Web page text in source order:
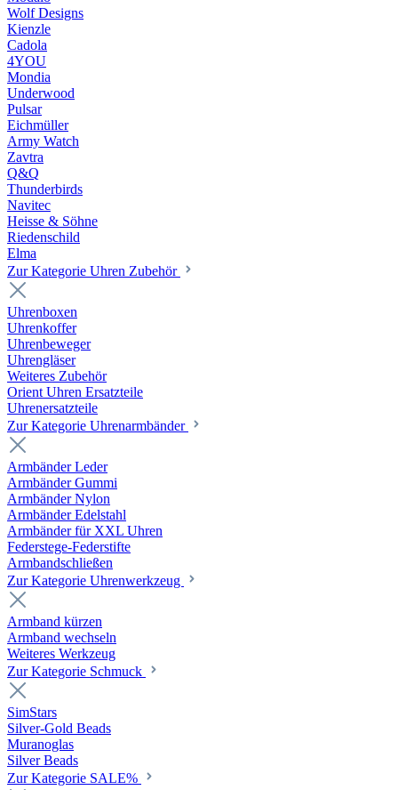
Wolf Designs
Kienzle
Cadola
4YOU
Mondia
Underwood
Pulsar
Eichmüller
Army Watch
Zavtra
Q&Q
Thunderbirds
Navitec
Heisse & Söhne
Riedenschild
Elma
Zur Kategorie Uhren Zubehör
Uhrenboxen
Uhrenkoffer
Uhrenbeweger
Uhrengläser
Weiteres Zubehör
Orient Uhren Ersatzteile
Uhrenersatzteile
Zur Kategorie Uhrenarmbänder
Armbänder Leder
Armbänder Gummi
Armbänder Nylon
Armbänder Edelstahl
Armbänder für XXL Uhren
Federstege-Federstifte
Armbandschließen
Zur Kategorie Uhrenwerkzeug
Armband kürzen
Armband wechseln
Weiteres Werkzeug
Zur Kategorie Schmuck
SimStars
Silver-Gold Beads
Muranoglas
Silver Beads
Zur Kategorie SALE%